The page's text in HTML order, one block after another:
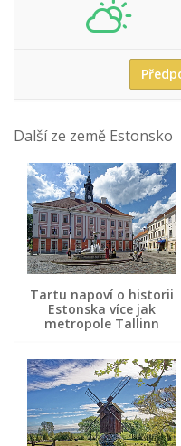
Další ze země Estonsko
Tartu napoví o historii
Estonska více jak
metropole Tallinn